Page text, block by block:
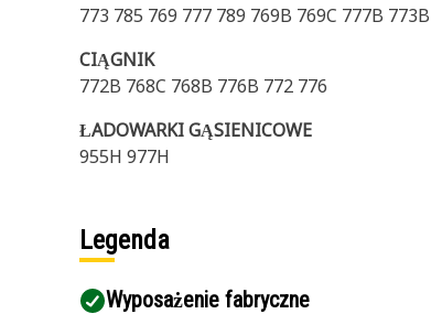
773 785 769 777 789 769B 769C 777B 773B
CIĄGNIK
772B 768C 768B 776B 772 776
ŁADOWARKI GĄSIENICOWE
955H 977H
Legenda
Wyposażenie fabryczne